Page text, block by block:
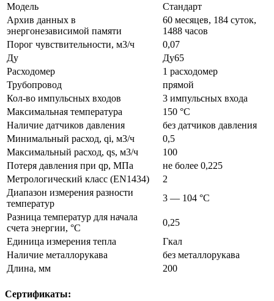
Модель
Стандарт
Архив данных в
энергонезависимой памяти
60 месяцев, 184 суток,
1488 часов
Порог чувствительности, м3/ч
0,07
Ду
Ду65
Расходомер
1 расходомер
Трубопровод
прямой
Кол-во импульсных входов
3 импульсных входа
Максимальная температура
150 °C
Наличие датчиков давления
без датчиков давления
Минимальный расход, qi, м3/ч
0,5
Максимальный расход, qs, м3/ч
100
Потеря давления при qp, МПа
не более 0,225
Метрологический класс (EN1434)
2
Диапазон измерения разности
температур
3 — 104 °C
Разница температур для начала
счета энергии, °C
0,25
Единица измерения тепла
Гкал
Наличие металлорукава
без металлорукава
Длина, мм
200
Сертификаты: